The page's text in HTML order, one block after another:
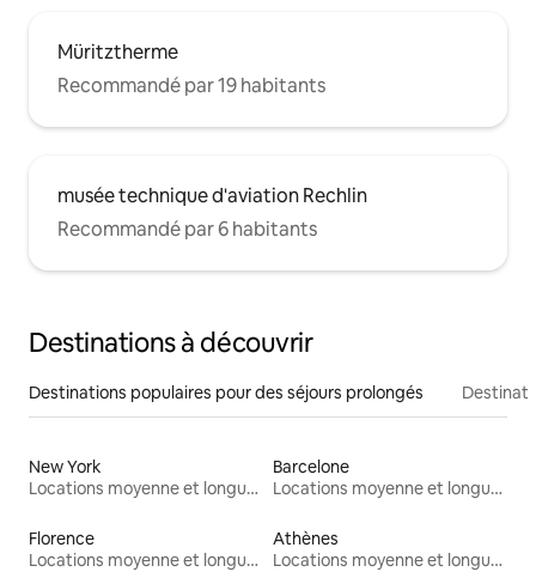
Müritztherme
Recommandé par 19 habitants
musée technique d'aviation Rechlin
Recommandé par 6 habitants
Destinations à découvrir
Destinations populaires pour des séjours prolongés
New York
Locations moyenne et longue durée
Barcelone
Locations moyenne et longue durée
Florence
Locations moyenne et longue durée
Athènes
Locations moyenne et longue durée